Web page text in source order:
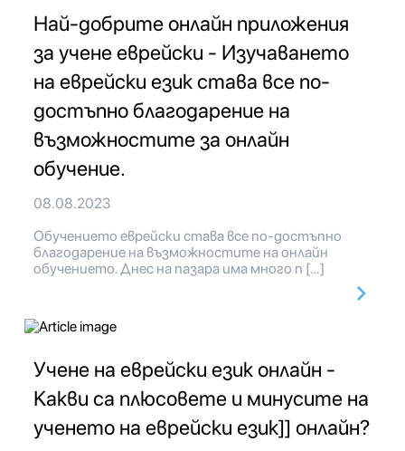
Най-добрите онлайн приложения
за учене еврейски - Изучаването
на еврейски език става все по-
достъпно благодарение на
възможностите за онлайн
обучение.
08.08.2023
Обучението еврейски става все по-достъпно
благодарение на възможностите на онлайн
обучението. Днес на пазара има много п […]
Учене на еврейски език онлайн -
Какви са плюсовете и минусите на
ученето на еврейски език]] онлайн?